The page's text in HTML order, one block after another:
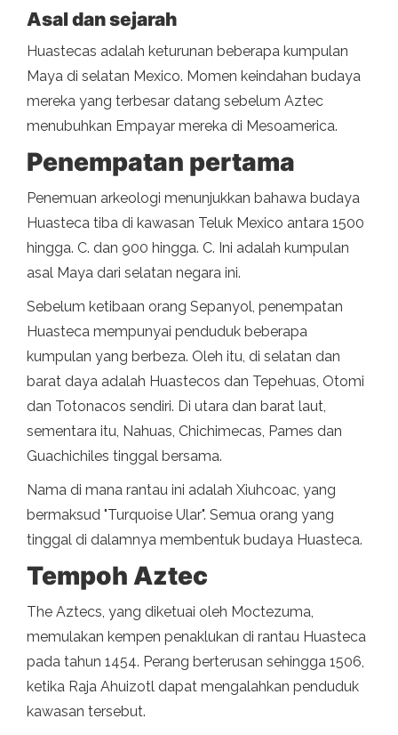
Asal dan sejarah
Huastecas adalah keturunan beberapa kumpulan
Maya di selatan Mexico. Momen keindahan budaya
mereka yang terbesar datang sebelum Aztec
menubuhkan Empayar mereka di Mesoamerica.
Penempatan pertama
Penemuan arkeologi menunjukkan bahawa budaya
Huasteca tiba di kawasan Teluk Mexico antara 1500
hingga. C. dan 900 hingga. C. Ini adalah kumpulan
asal Maya dari selatan negara ini.
Sebelum ketibaan orang Sepanyol, penempatan
Huasteca mempunyai penduduk beberapa
kumpulan yang berbeza. Oleh itu, di selatan dan
barat daya adalah Huastecos dan Tepehuas, Otomi
dan Totonacos sendiri. Di utara dan barat laut,
sementara itu, Nahuas, Chichimecas, Pames dan
Guachichiles tinggal bersama.
Nama di mana rantau ini adalah Xiuhcoac, yang
bermaksud "Turquoise Ular". Semua orang yang
tinggal di dalamnya membentuk budaya Huasteca.
Tempoh Aztec
The Aztecs, yang diketuai oleh Moctezuma,
memulakan kempen penaklukan di rantau Huasteca
pada tahun 1454. Perang berterusan sehingga 1506,
ketika Raja Ahuizotl dapat mengalahkan penduduk
kawasan tersebut.